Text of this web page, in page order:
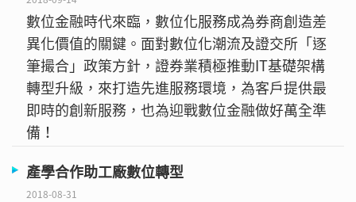
數位金融時代來臨，數位化服務成為券商創造差
異化價值的關鍵。面對數位化潮流及證交所「逐
筆撮合」政策方針，證券業積極推動IT基礎架構
轉型升級，來打造先進服務環境，為客戶提供最
即時的創新服務，也為迎戰數位金融做好萬全準
備！
產學合作助工廠數位轉型
2018-08-31